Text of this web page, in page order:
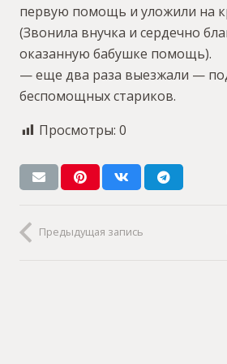
первую помощь и уложили на
(Звонила внучка и сердечно
оказанную бабушке помощь).
— еще два раза выезжали —
беспомощных стариков.
Просмотры: 0
Предыдущая запись